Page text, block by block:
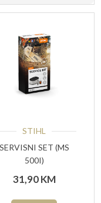
STIHL
SERVISNI SET (MS
500I)
31,90KM